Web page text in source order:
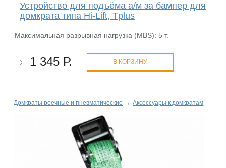
Устройство для подъёма а/м за бампер для
домкрата типа Hi-Lift, Tplus
Максимальная разрывная нагрузка (MBS): 5 т.
1 345 Р. В КОРЗИНУ
Домкраты реечные и пневматические → Аксессуары к домкратам